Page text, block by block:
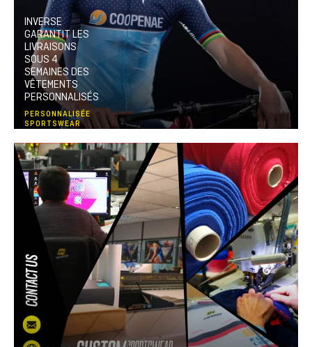
INVERSE
GARANTIT LES
LIVRAISONS
SOUS 4
SEMAINES DES
VÊTEMENTS
PERSONNALISÉS
PERSONNALISÉE
SPORTSWEAR